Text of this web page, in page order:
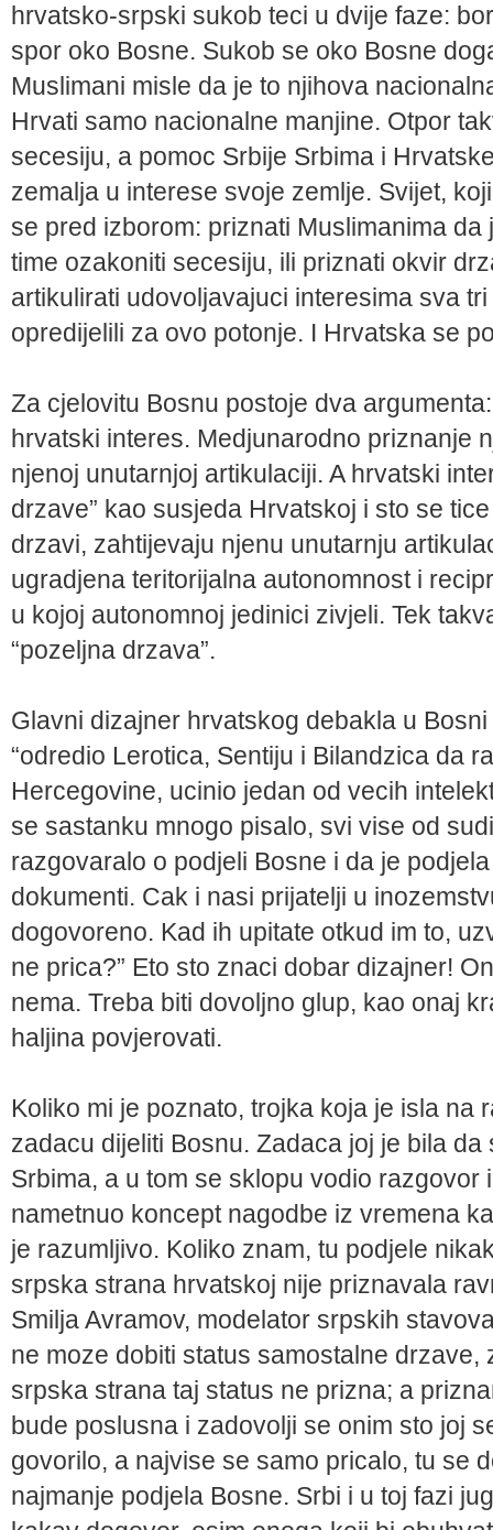
hrvatsko-srpski sukob teci u dvije faze:
spor oko Bosne. Sukob se oko Bosne
Muslimani misle da je to njihova
Hrvati samo nacionalne manjine. Otpor
secesiju, a pomoc Srbije Srbima i
zemalja u interese svoje zemlje. Svijet,
se pred izborom: priznati Muslimanima
time ozakoniti secesiju, ili priznati okvir
artikulirati udovoljavajuci interesima sva
opredijelili za ovo potonje. I Hrvatska se
Za cjelovitu Bosnu postoje dva
hrvatski interes. Medjunarodno priznanje
njenoj unutarnjoj artikulaciji. A hrvatski
drzave” kao susjeda Hrvatskoj i sto se
drzavi, zahtijevaju njenu unutarnju
ugradjena teritorijalna autonomnost i
u kojoj autonomnoj jedinici zivjeli. Tek
“pozeljna drzava”.
Glavni dizajner hrvatskog debakla u
“odredio Lerotica, Sentiju i Bilandzica da
Hercegovine, ucinio jedan od vecih
se sastanku mnogo pisalo, svi vise od
razgovaralo o podjeli Bosne i da je
dokumenti. Cak i nasi prijatelji u
dogovoreno. Kad ih upitate otkud im to,
ne prica?” Eto sto znaci dobar dizajner!
nema. Treba biti dovoljno glup, kao onaj
haljina povjerovati.
Koliko mi je poznato, trojka koja je isla na
zadacu dijeliti Bosnu. Zadaca joj je bila
Srbima, a u tom se sklopu vodio razgovor
nametnuo koncept nagodbe iz vremena
je razumljivo. Koliko znam, tu podjele
srpska strana hrvatskoj nije priznavala
Smilja Avramov, modelator srpskih
ne moze dobiti status samostalne
srpska strana taj status ne prizna; a
bude poslusna i zadovolji se onim sto joj
govorilo, a najvise se samo pricalo, tu se
najmanje podjela Bosne. Srbi i u toj fazi